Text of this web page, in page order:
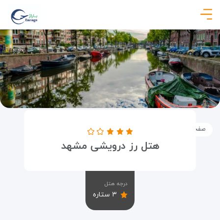
صفحه نخست اقامتگاه ها هتل رز درویشی مشهد
هتل رز درویشی مشهد
درجه هتل